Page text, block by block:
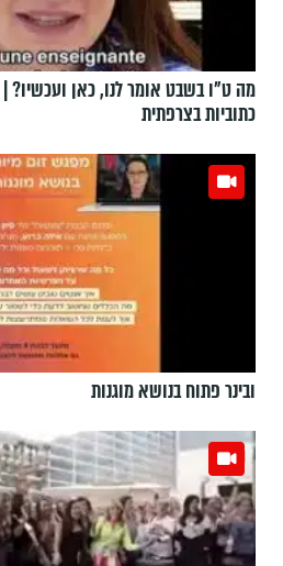
כתוביות בצרפתית
ובינר פתוח בנושא מוגנות